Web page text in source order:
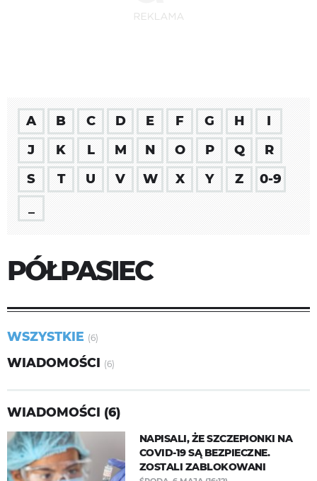
A B C D E F G H
I
J
K L M N O P Q
R
S
T U V W X Y Z
0-9
PÓŁPASIEC
WSZYSTKIE (6)
WIADOMOŚCI (6)
WIADOMOŚCI (6)
NAPISALI, ŻE SZCZEPIONKI NA
COVID-19 SĄ BEZPIECZNE.
ZOSTALI ZABLOKOWANI